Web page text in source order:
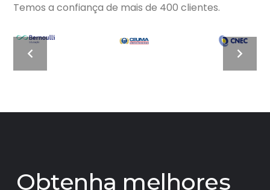
Temos a confiança de mais de 400 clientes.
Obtenha melhores